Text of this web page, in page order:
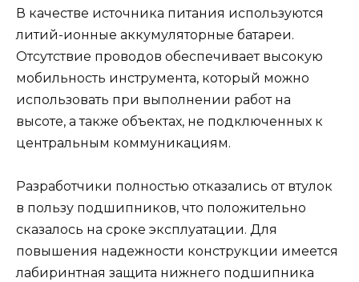
В качестве источника питания используются
литий-ионные аккумуляторные батареи.
Отсутствие проводов обеспечивает высокую
мобильность инструмента, который можно
использовать при выполнении работ на
высоте, а также объектах, не подключенных к
центральным коммуникациям.
Разработчики полностью отказались от втулок
в пользу подшипников, что положительно
сказалось на сроке эксплуатации. Для
повышения надежности конструкции имеется
лабиринтная защита нижнего подшипника